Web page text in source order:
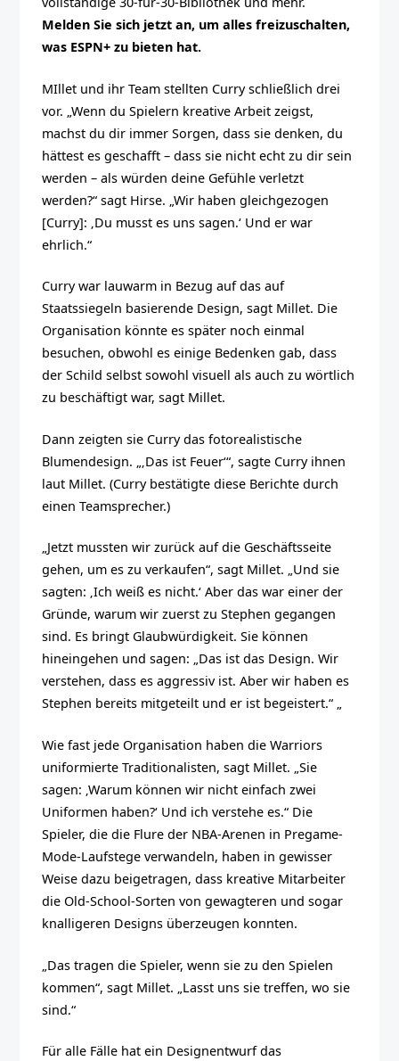
Melden Sie sich jetzt an, um alles freizuschalten,
was ESPN+ zu bieten hat.
MIllet und ihr Team stellten Curry schließlich drei
vor. „Wenn du Spielern kreative Arbeit zeigst,
machst du dir immer Sorgen, dass sie denken, du
hättest es geschafft – dass sie nicht echt zu dir sein
werden – als würden deine Gefühle verletzt
werden?“ sagt Hirse. „Wir haben gleichgezogen
[Curry]: ‚Du musst es uns sagen.‘ Und er war
ehrlich.“
Curry war lauwarm in Bezug auf das auf
Staatssiegeln basierende Design, sagt Millet. Die
Organisation könnte es später noch einmal
besuchen, obwohl es einige Bedenken gab, dass
der Schild selbst sowohl visuell als auch zu wörtlich
zu beschäftigt war, sagt Millet.
Dann zeigten sie Curry das fotorealistische
Blumendesign. „‚Das ist Feuer‘“, sagte Curry ihnen
laut Millet. (Curry bestätigte diese Berichte durch
einen Teamsprecher.)
„Jetzt mussten wir zurück auf die Geschäftsseite
gehen, um es zu verkaufen“, sagt Millet. „Und sie
sagten: ‚Ich weiß es nicht.‘ Aber das war einer der
Gründe, warum wir zuerst zu Stephen gegangen
sind. Es bringt Glaubwürdigkeit. Sie können
hineingehen und sagen: „Das ist das Design. Wir
verstehen, dass es aggressiv ist. Aber wir haben es
Stephen bereits mitgeteilt und er ist begeistert.“ „
Wie fast jede Organisation haben die Warriors
uniformierte Traditionalisten, sagt Millet. „Sie
sagen: ‚Warum können wir nicht einfach zwei
Uniformen haben?‘ Und ich verstehe es.“ Die
Spieler, die die Flure der NBA-Arenen in Pregame-
Mode-Laufstege verwandeln, haben in gewisser
Weise dazu beigetragen, dass kreative Mitarbeiter
die Old-School-Sorten von gewagteren und sogar
knalligeren Designs überzeugen konnten.
„Das tragen die Spieler, wenn sie zu den Spielen
kommen“, sagt Millet. „Lasst uns sie treffen, wo sie
sind.“
Für alle Fälle hat ein Designentwurf das